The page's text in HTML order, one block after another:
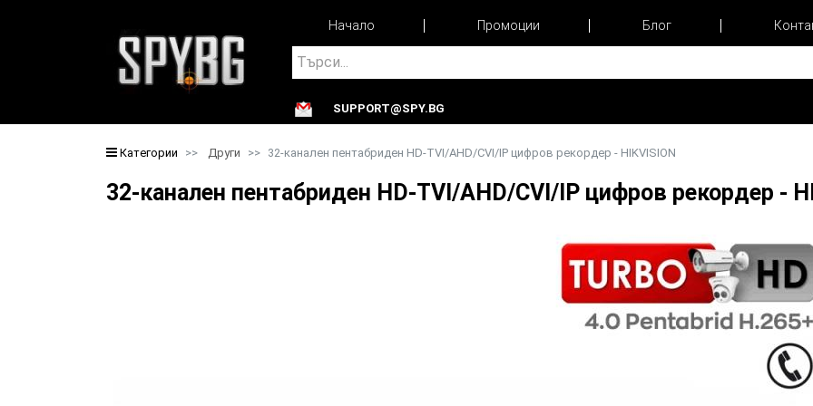
Начало Промоции Блог
Search
SUPPORT@SPY.BG
Категории Други 32-канален пентабриден HD-TVI/AHD/CVI/IP цифров рекордер - HIKVISION
32-канален пентабриден HD-TVI/AHD/CVI/IP цифров рекордер -